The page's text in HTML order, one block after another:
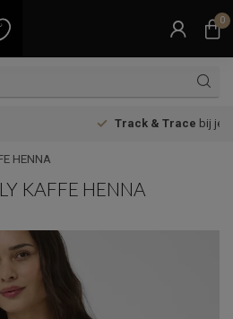
0
HENNA
KAFFE HENNA